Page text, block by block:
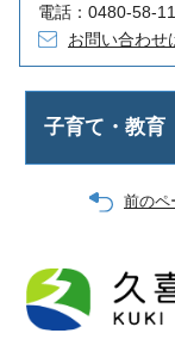
電話：0480-58-
お問い合わせ
子育て・教育
前のペ